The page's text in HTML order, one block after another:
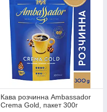
Кава розчинна Ambassador
Crema Gold, пакет 300г